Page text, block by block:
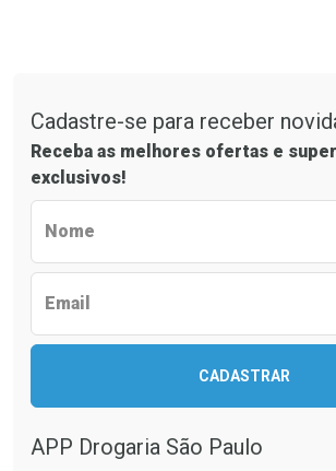
Ver Desconto Convênio
Cadastre-se para receber
Receba as melhores ofertas e
exclusivos!
Nome
Email
CADASTRAR
APP Drogaria São Paulo